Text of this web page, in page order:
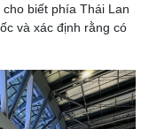
biết phía Thái Lan
và xác định rằng có